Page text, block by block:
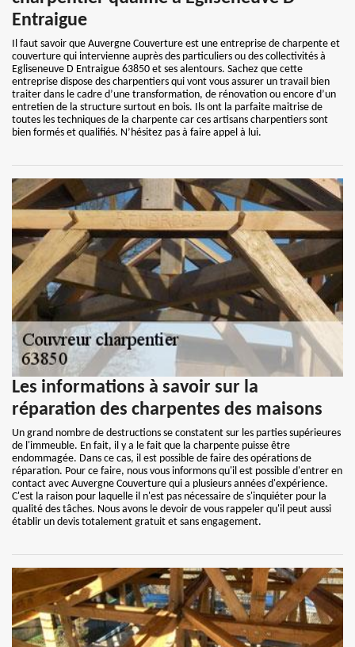
Entraigue
Il faut savoir que Auvergne Couverture est une entreprise de charpente et
couverture qui intervienne auprès des particuliers ou des collectivités à
Egliseneuve D Entraigue 63850 et ses alentours. Sachez que cette
entreprise dispose des charpentiers qui vont vous assurer un travail bien
traiter dans le cadre d’une transformation, de rénovation ou encore d’un
entretien de la structure surtout en bois. Ils ont la parfaite maitrise de
toutes les techniques de la charpente car ces artisans charpentiers sont
bien formés et qualifiés. N’hésitez pas à faire appel à lui.
Les informations à savoir sur la
réparation des charpentes des maisons
Un grand nombre de destructions se constatent sur les parties supérieures
de l'immeuble. En fait, il y a le fait que la charpente puisse être
endommagée. Dans ce cas, il est possible de faire des opérations de
réparation. Pour ce faire, nous vous informons qu'il est possible d'entrer en
contact avec Auvergne Couverture qui a plusieurs années d'expérience.
C'est la raison pour laquelle il n'est pas nécessaire de s'inquiéter pour la
qualité des tâches. Nous avons le devoir de vous rappeler qu'il peut aussi
établir un devis totalement gratuit et sans engagement.